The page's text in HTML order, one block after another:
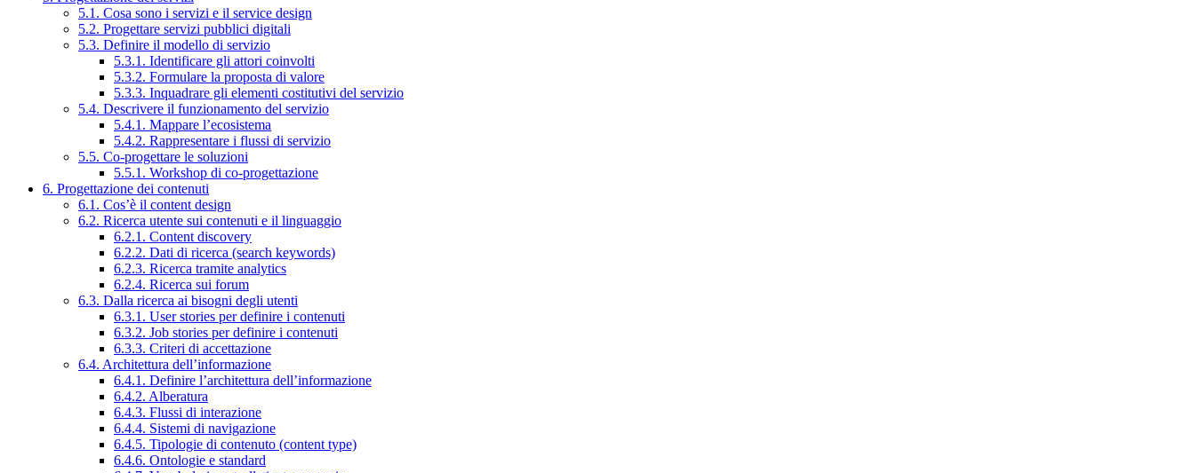
5.1. Cosa sono i servizi e il service design
5.2. Progettare servizi pubblici digitali
5.3. Definire il modello di servizio
5.3.1. Identificare gli attori coinvolti
5.3.2. Formulare la proposta di valore
5.3.3. Inquadrare gli elementi costitutivi del servizio
5.4. Descrivere il funzionamento del servizio
5.4.1. Mappare l’ecosistema
5.4.2. Rappresentare i flussi di servizio
5.5. Co-progettare le soluzioni
5.5.1. Workshop di co-progettazione
6. Progettazione dei contenuti
6.1. Cos’è il content design
6.2. Ricerca utente sui contenuti e il linguaggio
6.2.1. Content discovery
6.2.2. Dati di ricerca (search keywords)
6.2.3. Ricerca tramite analytics
6.2.4. Ricerca sui forum
6.3. Dalla ricerca ai bisogni degli utenti
6.3.1. User stories per definire i contenuti
6.3.2. Job stories per definire i contenuti
6.3.3. Criteri di accettazione
6.4. Architettura dell’informazione
6.4.1. Definire l’architettura dell’informazione
6.4.2. Alberatura
6.4.3. Flussi di interazione
6.4.4. Sistemi di navigazione
6.4.5. Tipologie di contenuto (content type)
6.4.6. Ontologie e standard